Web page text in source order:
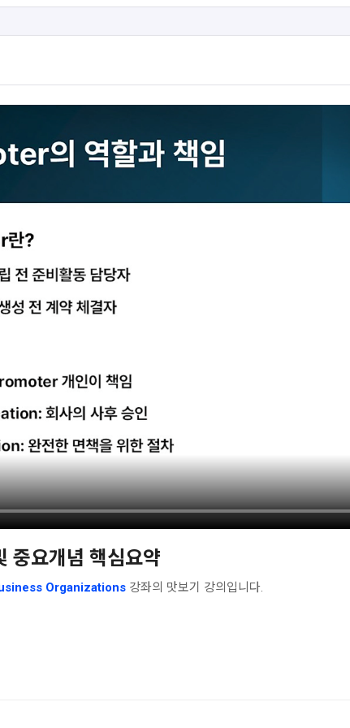
요개념 핵심요약
Organizations 강좌의 맛보기 강의입니다.